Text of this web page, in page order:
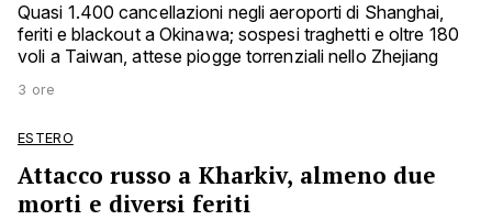
Quasi 1.400 cancellazioni negli aeroporti di Shanghai,
feriti e blackout a Okinawa; sospesi traghetti e oltre 180
voli a Taiwan, attese piogge torrenziali nello Zhejiang
3 ore
ESTERO
Attacco russo a Kharkiv, almeno due
morti e diversi feriti